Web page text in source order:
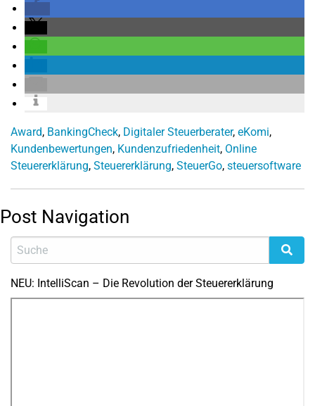
Award, BankingCheck, Digitaler Steuerberater, eKomi,
Kundenbewertungen, Kundenzufriedenheit, Online
Steuererklärung, Steuererklärung, SteuerGo, steuersoftware
Post Navigation
NEU: IntelliScan – Die Revolution der Steuererklärung